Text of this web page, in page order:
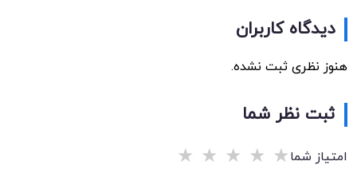
دیدگاه کاربران
هنوز نظری ثبت نشده.
ثبت نظر شما
امتیاز شما★
★
★
★
★